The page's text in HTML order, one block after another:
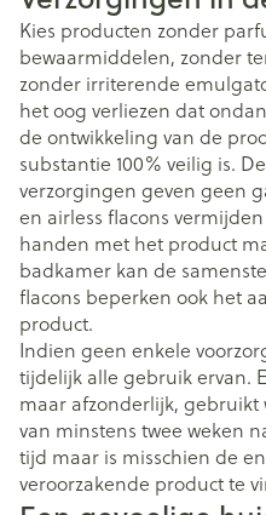
Kies producten zonder
bewaarmiddelen, zonder
zonder irriterende
het oog verliezen dat
de ontwikkeling van de
substantie 100% veilig is.
verzorgingen geven geen
en airless flacons
handen met het product
badkamer kan de
flacons beperken ook het
product.
Indien geen enkele
tijdelijk alle gebruik ervan.
maar afzonderlijk,
van minstens twee weken
tijd maar is misschien de
veroorzakende product te